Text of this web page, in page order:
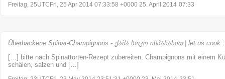
Freitag, 25UTCFri, 25 Apr 2014 07:33:58 +0000 25. April 2014 07:33
Überbackene Spinat-Champignons - ქამა სოკო ისპანახით | let us cook :
[…] bitte nach Spinattorten-Rezept zubereiten. Champignons mit einem
schälen, salzen und […]